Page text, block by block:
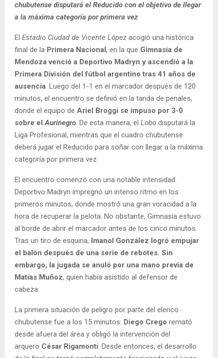
chubutense disputará el Reducido con el objetivo de llegar
a la máxima categoría por primera vez
El Estadio Ciudad de Vicente López acogió una histórica
final de la Primera Nacional , en la que Gimnasia de
Mendoza venció a Deportivo Madryn y ascendió a la
Primera División del fútbol argentino tras 41 años de
ausencia. Luego del 1-1 en el marcador después de 120
minutos, el encuentro se definió en la tanda de penales,
donde el equipo de Ariel Broggi se impuso por 3-0
sobre elAurinegro. De esta manera, el Lobo disputará la
Liga Profesional, mientras que el cuadro chubutense
deberá jugar el Reducido para soñar con llegar a la máxima
categoría por primera vez.
El encuentro comenzó con una notable intensidad.
Deportivo Madryn impregnó un intenso ritmo en los
primeros minutos, donde mostró una gran voracidad a la
hora de recuperar la pelota. No obstante, Gimnasia estuvo
al borde de abrir el marcador antes de los cinco minutos.
Tras un tiro de esquina, Imanol González logró empujar
el balón después de una serie de rebotes. Sin
embargo, la jugada se anuló por una mano previa de
Matías Muñoz, quien había asistido al defensor de
cabeza.
La primera situación de peligro por parte del elenco
chubutense fue a los 15 minutos: Diego Crego remató
desde afuera del área y obligó la intervención del
arquero César Rigamonti. Desde entonces, el desarrollo